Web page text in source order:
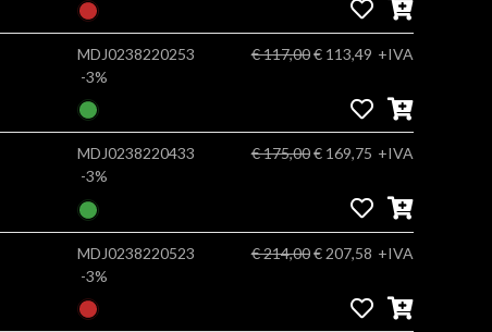
MDJ0238220253
-3%
€ 117,00€ 113,49 +IVA
MDJ0238220433
-3%
€ 175,00€ 169,75 +IVA
MDJ0238220523
-3%
€ 214,00€ 207,58 +IVA